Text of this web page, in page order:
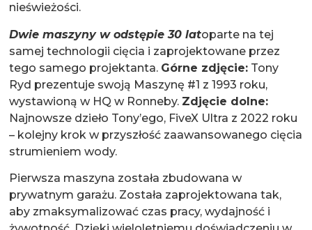
nieświeżości.
Dwie maszyny w odstępie 30 latoparte na tej
samej technologii cięcia i zaprojektowane przez
tego samego projektanta. Górne zdjęcie: Tony
Ryd prezentuje swoją Maszynę #1 z 1993 roku,
wystawioną w HQ w Ronneby. Zdjęcie dolne:
Najnowsze dzieło Tony’ego, FiveX Ultra z 2022 roku
– kolejny krok w przyszłość zaawansowanego cięcia
strumieniem wody.
Pierwsza maszyna została zbudowana w
prywatnym garażu. Została zaprojektowana tak,
aby zmaksymalizować czas pracy, wydajność i